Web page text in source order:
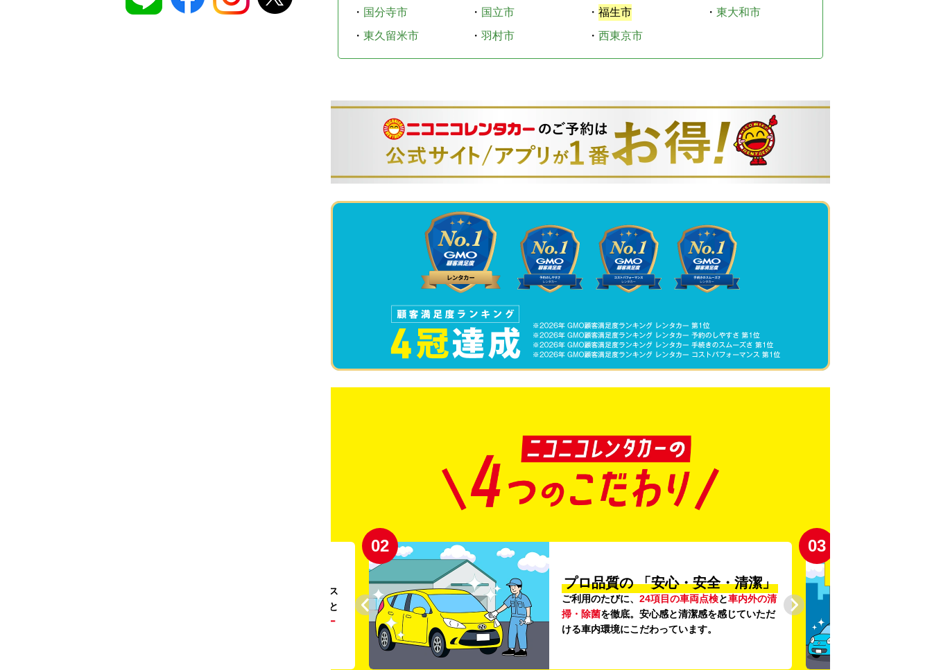
・ 国分寺市 ・ 国立市 ・ 福生市 ・ 東大和市
・ 東久留米市 ・ 羽村市 ・ 西東京市
。ガソリンス
タンドや整備工場の既存インフラを活用すること
リー
02
プロ品質の 「安心・安全・清潔」
ご利用のたびに、 24項目の車両点検と車内外の清
掃・除菌を徹底。安心感と清潔感を感じていただ
ける車内環境にこだわっています。
03